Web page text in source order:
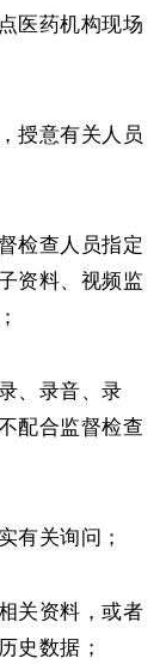
医药机构现场
授意有关人员
检查人员指定
资料、视频监
、录音、录
配合监督检查
有关询问；
关资料，或者
史数据；